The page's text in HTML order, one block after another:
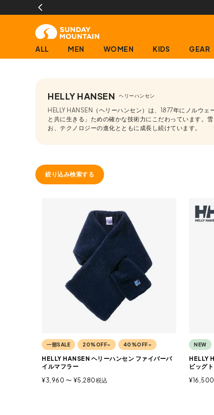
ALL MEN WOMEN KIDS GEAR
HELLY HANSEN ヘリーハンセン
HELLY HANSEN（ヘリーハンセン）は、1877年にノルウ
と共に生きる」ための確かな技術力にこだわっています。
お、テクノロジーの進化とともに成長し続けています。
絞り込み検索する
一部SALE 20%OFF~ 40%OFF~
HELLY HANSEN ヘリーハンセン ファイバーパ
イルマフラー
¥3,960 〜 ¥5,280税込
NEW
HELLY
ビッグ
¥16,500